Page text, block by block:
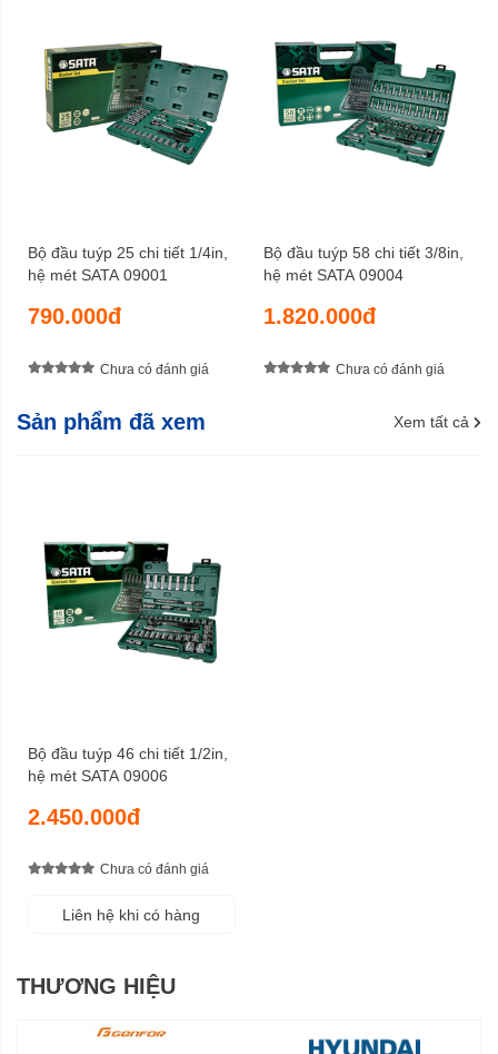
Bộ đầu tuýp 25 chi tiết 1/4in,
hệ mét SATA 09001
790.000đ
Chưa có đánh giá
Bộ đầu tuýp 58 chi tiết 3/8in,
hệ mét SATA 09004
1.820.000đ
Chưa có đánh giá
Sản phẩm đã xem Xem tất cả
Bộ đầu tuýp 46 chi tiết 1/2in,
hệ mét SATA 09006
2.450.000đ
Chưa có đánh giá
Liên hệ khi có hàng
THƯƠNG HIỆU